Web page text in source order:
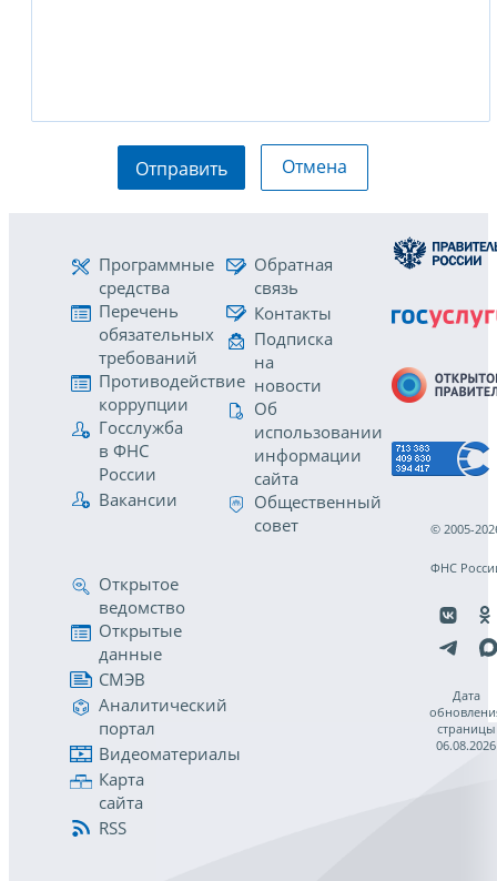
Отправить Отмена
Программные
средства
Перечень
обязательных
требований
Противодействие
коррупции
Госслужба
в ФНС
России
Вакансии
Обратная
связь
Контакты
Подписка
на
новости
Об
использовании
информации
сайта
Общественный
совет
Открытое
ведомство
Открытые
данные
СМЭВ
Аналитический
портал
Видеоматериалы
Карта
сайта
RSS
© 2005-
ФНС
Дата
страницы
06.08.2026